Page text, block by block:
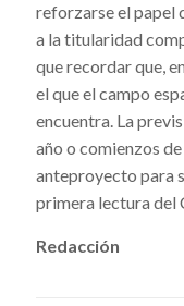
reforzarse el papel
a la titularidad
que recordar que,
el que el campo
encuentra. La
año o comienzos
anteproyecto para
primera lectura del
Redacción